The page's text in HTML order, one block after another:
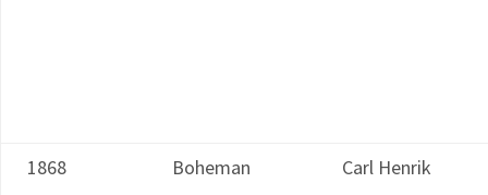
1868 Boheman Carl Henrik